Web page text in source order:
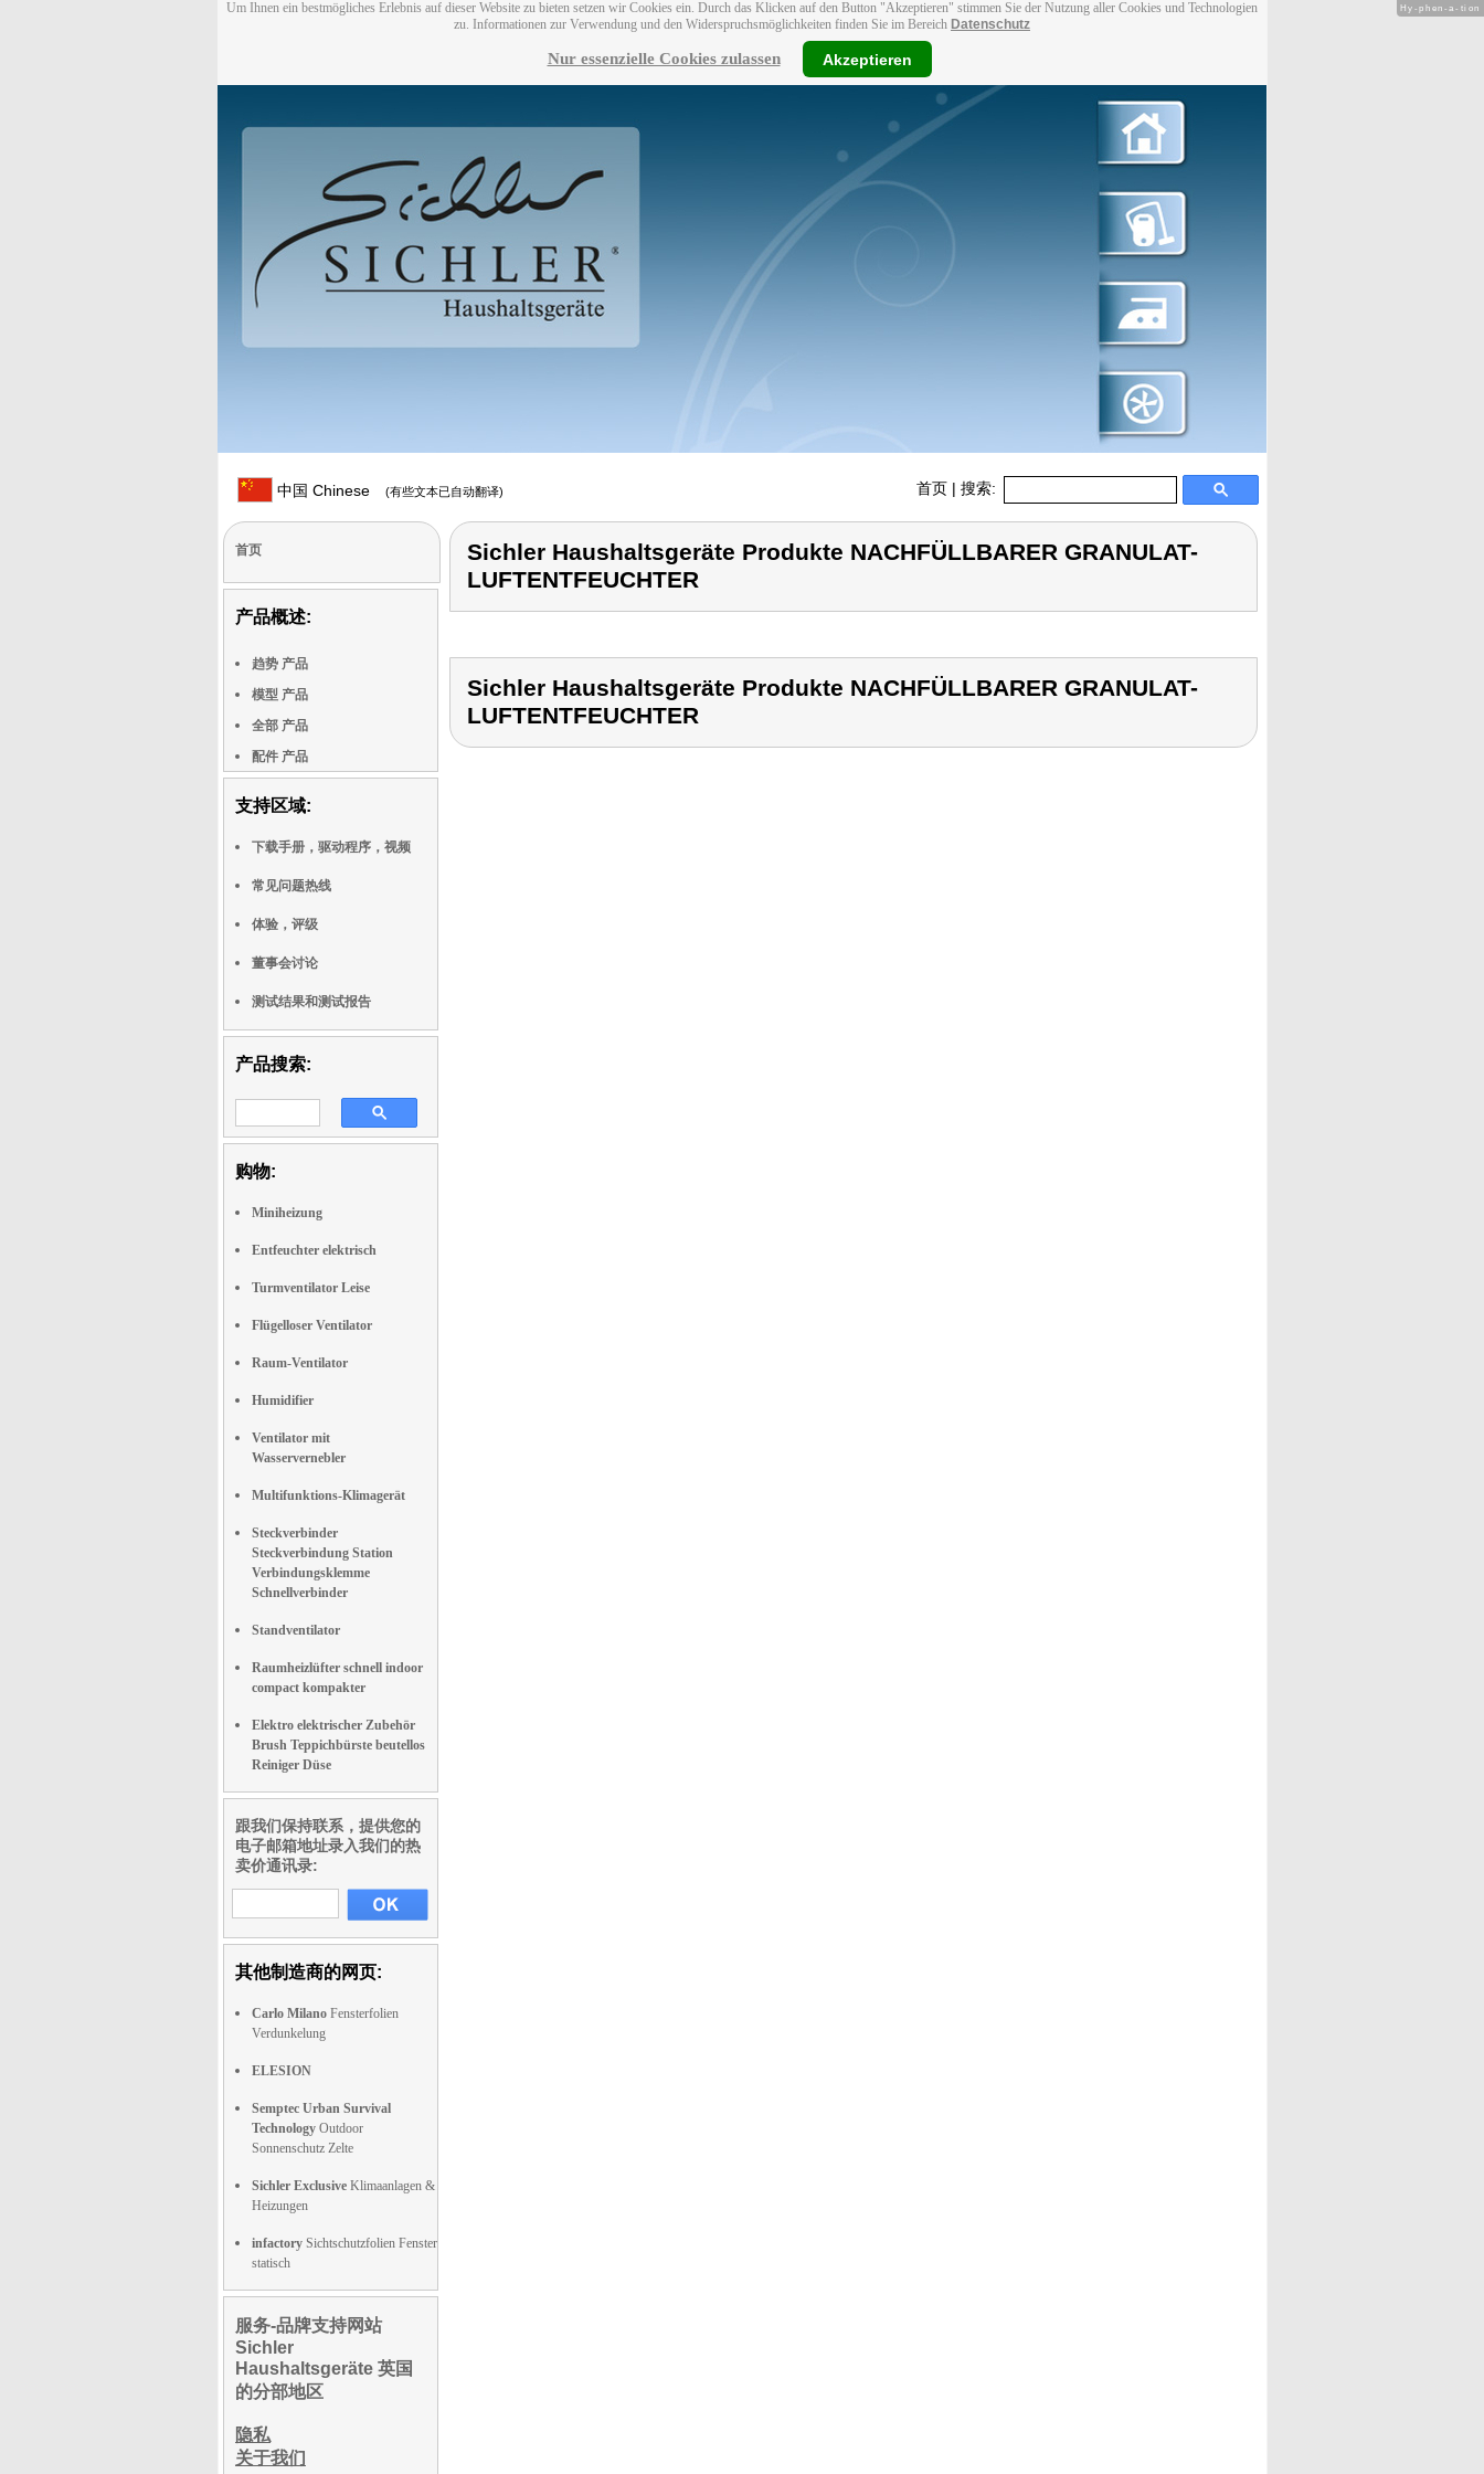
Um Ihnen ein bestmögliches Erlebnis auf dieser Website zu bieten setzen wir Cookies ein. Durch das Klicken auf den Button "Akzeptieren" stimmen Sie der Nutzung aller Cookies und Technologien
zu. Informationen zur Verwendung und den Widerspruchsmöglichkeiten finden Sie im Bereich Datenschutz
Nur essenzielle Cookies zulassen Akzeptieren
中国 Chinese (有些文本已自动翻译) 首页 | 搜索:
首页
产品概述:
趋势 产品
模型 产品
全部 产品
配件 产品
支持区域:
下载手册，驱动程序，视频
常见问题热线
体验，评级
董事会讨论
测试结果和测试报告
产品搜索:
购物:
Miniheizung
Entfeuchter elektrisch
Turmventilator Leise
Flügelloser Ventilator
Raum-Ventilator
Humidifier
Ventilator mit
Wasservernebler
Multifunktions-Klimagerät
Steckverbinder
Steckverbindung Station
Verbindungsklemme
Schnellverbinder
Standventilator
Raumheizlüfter schnell indoor
compact kompakter
Elektro elektrischer Zubehör
Brush Teppichbürste beutellos
Reiniger Düse
跟我们保持联系，提供您的
电子邮箱地址录入我们的热
卖价通讯录:
其他制造商的网页:
Carlo Milano Fensterfolien
Verdunkelung
ELESION
Semptec Urban Survival
Technology Outdoor
Sonnenschutz Zelte
Sichler Exclusive Klimaanlagen &
Heizungen
infactory Sichtschutzfolien Fenster
statisch
服务-品牌支持网站
Sichler
Haushaltsgeräte 英国
的分部地区
隐私
关于我们
Sichler Haushaltsgeräte Produkte NACHFÜLLBARER GRANULAT-
LUFTENTFEUCHTER
Sichler Haushaltsgeräte Produkte NACHFÜLLBARER GRANULAT-
LUFTENTFEUCHTER
Hy-phen-a-tion